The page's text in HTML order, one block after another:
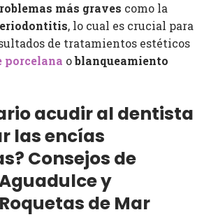
más graves como la
, lo cual es crucial para
de tratamientos estéticos
porcelana oblanqueamiento
acudir al dentista
las encías
Consejos de
y
de Mar